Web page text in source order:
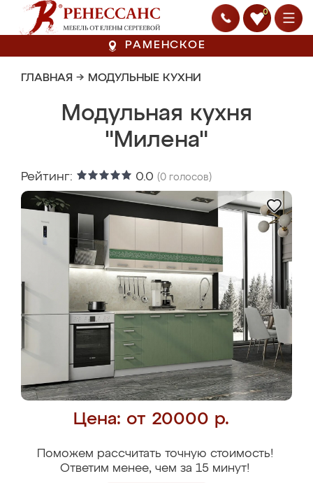
0
РАМЕНСКОЕ
ГЛАВНАЯ → МОДУЛЬНЫЕ КУХНИ
Модульная кухня
"Милена"
Рейтинг: 0.0 (0 голосов)
Цена: от 20000 р.
Поможем рассчитать точную стоимость!
Ответим менее, чем за 15 минут!